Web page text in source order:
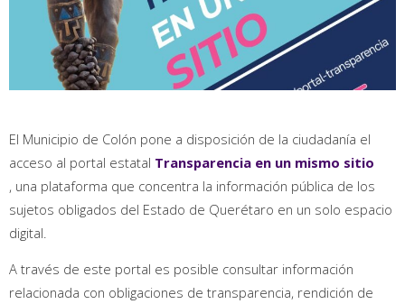
El Municipio de Colón pone a disposición de la ciudadanía el
acceso al portal estatal Transparencia en un mismo sitio
, una plataforma que concentra la información pública de los
sujetos obligados del Estado de Querétaro en un solo espacio
digital.
A través de este portal es posible consultar información
relacionada con obligaciones de transparencia, rendición de